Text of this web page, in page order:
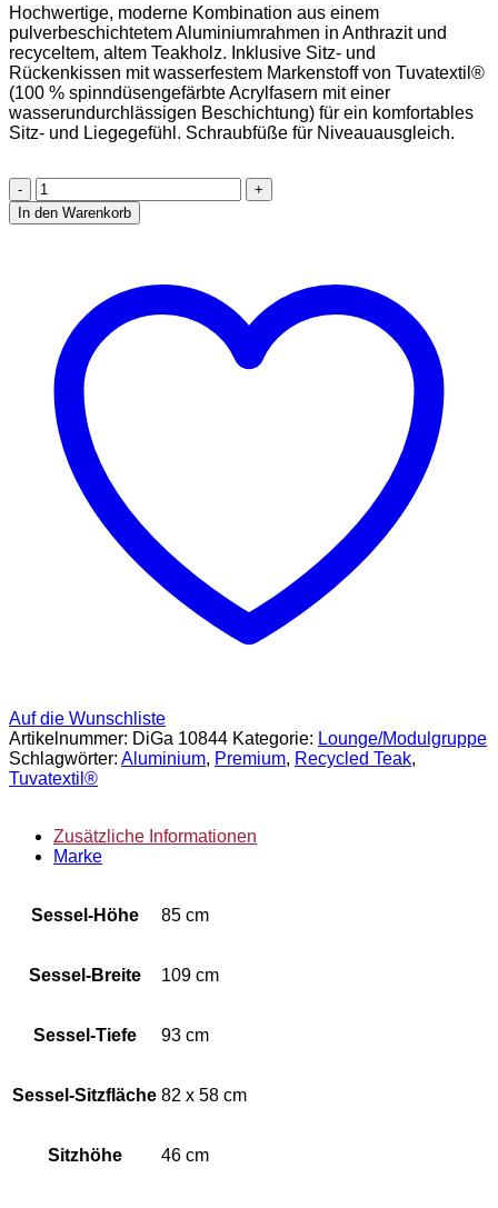
Hochwertige, moderne Kombination aus einem
pulverbeschichtetem Aluminiumrahmen in Anthrazit und
recyceltem, altem Teakholz. Inklusive Sitz- und
Rückenkissen mit wasserfestem Markenstoff von Tuvatextil®
(100 % spinndüsengefärbte Acrylfasern mit einer
wasserundurchlässigen Beschichtung) für ein komfortables
Sitz- und Liegegefühl. Schraubfüße für Niveauausgleich.
Nora
Modullounge
kurze
In den Warenkorb
Auf die Wunschliste
Artikelnummer: DiGa 10844 Kategorie: Lounge/Modulgruppe
Schlagwörter: Aluminium, Premium, Recycled Teak,
Tuvatextil®
Zusätzliche Informationen
Marke
Sessel-Höhe 85 cm
Sessel-Breite 109 cm
Sessel-Tiefe 93 cm
Sessel-Sitzfläche 82 x 58 cm
Sitzhöhe 46 cm